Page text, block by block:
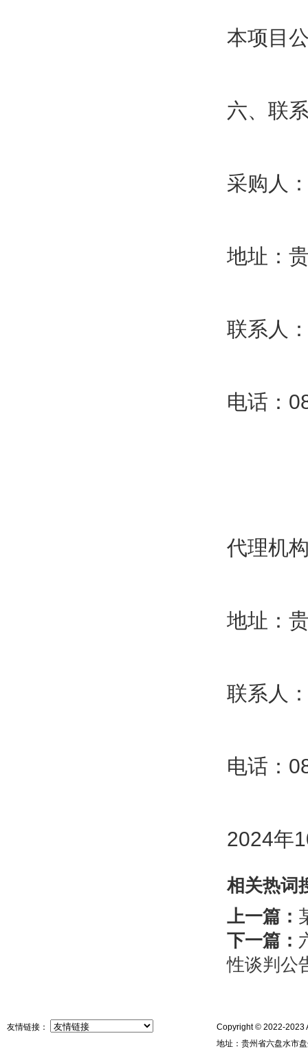
本项目
六、联
采购人
地址：
联系人
电话：
代理机
地址：
联系人
电话：
2024年
相关热词
上一篇：
下一篇：
性谈判公
友情链接：
Copyright © 2022-2023
地址：贵州省六盘水市